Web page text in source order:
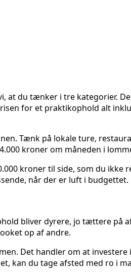
at du tænker i tre kategorier.
for et praktikophold alt
Tænk på lokale ture,
kroner om måneden i
kroner til side, som du
når der er luft i budgettet.
bliver dyrere, jo tættere
op af andre.
Det handler om at
kan du tage afsted med ro i